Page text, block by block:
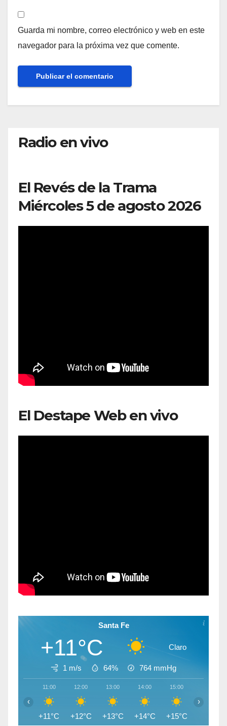
Guarda mi nombre, correo electrónico y web en este
navegador para la próxima vez que comente.
Radio en vivo
El Revés de la Trama
Miércoles 5 de agosto 2026
El Destape Web en vivo
Santa Fe
+11°C Claro
1 m/s 64% 764 mmHg
11:00
+11°C
12:00
+12°C
13:00
+13°C
14:00
+14°C
15:00
+15°C
‹ ›